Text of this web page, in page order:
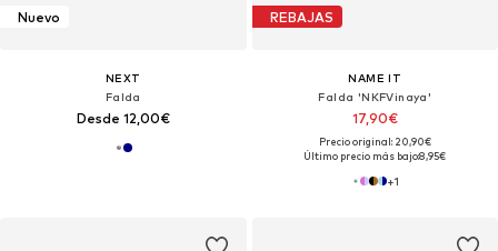
Nuevo
NEXT
Falda
Desde 12,00€
REBAJAS
NAME IT
Falda 'NKFVinaya'
17,90€
Precio original: 20,90€
Último precio más bajo:8,95€
+1